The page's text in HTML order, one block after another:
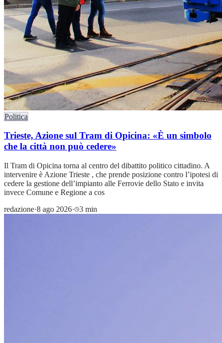
Politica
Trieste, Azione sul Tram di Opicina: «È un simbolo
che la città non può cedere»
Il Tram di Opicina torna al centro del dibattito politico cittadino. A
intervenire è Azione Trieste , che prende posizione contro l’ipotesi di
cedere la gestione dell’impianto alle Ferrovie dello Stato e invita
invece Comune e Regione a cos
redazione·8 ago 2026· 3 min